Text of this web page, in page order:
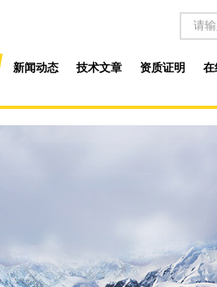
新闻动态 技术文章 资质证明 在